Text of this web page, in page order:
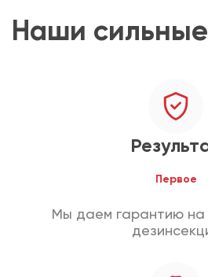
Наши
Первое
Мы даем гарантию на